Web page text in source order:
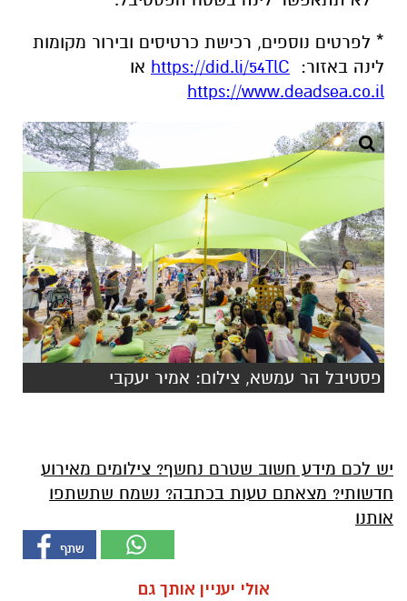
* לפרטים נוספים, רכישת כרטיסים ובירור מקומות
לינה באזור: https://did.li/54TlC או
https://www.deadsea.co.il
פסטיבל הר עמשא, צילום: אמיר יעקבי
יש לכם מידע חשוב שטרם נחשף? צילומים מאירוע
חדשותי? מצאתם טעות בכתבה? נשמח שתשתפו
אותנו
אולי יעניין אותך גם